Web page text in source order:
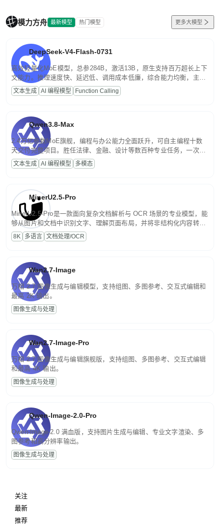
模力方舟 最新模型 热门模型 更多大模型
DeepSeek-V4-Flash-0731
高效轻量化MoE模型，总参284B，激活13B，原生支持百万超长上下
文能力。推理速度快、延迟低、调用成本低廉，综合能力均衡，主打
高并发、轻量化任务，适合日常对话、内容创作、基础 RAG、批量
文案处理等普惠刚需场景。
文本生成 AI 编程模型 Function Calling
Qwen3.8-Max
2.4万亿参数MoE旗舰，编程与办公能力全面跃升，可自主编程十数
天交付完整项目。胜任法律、金融、设计等数百种专业任务，一次对
话端到端交付生产级成果。原生视觉理解贯穿规划、执行与验证全流
程，支持超长文档与长视频的深度语义解析。长程任务中自主规划与
文本生成 AI 编程模型 多模态
MinerU2.5-Pro
MinerU2.5-Pro是一款面向复杂文档解析与 OCR 场景的专业模型，能
够从图片和文档中识别文字、理解页面布局，并将非结构化内容转换
为便于存储、检索和二次处理的结构化结果。
8K 多语言 文档处理/OCR
Wan2.7-Image
万相 2.7 图像生成与编辑模型，支持组图、多图参考、交互式编辑和
最高 2K 输出。
图像生成与处理
Wan2.7-Image-Pro
万相 2.7 图像生成与编辑旗舰版，支持组图、多图参考、交互式编辑
和最高 4K 输出。
图像生成与处理
Qwen-Image-2.0-Pro
Qwen-Image-2.0 满血版，支持图片生成与编辑、专业文字渲染、多
图参考和高分辨率输出。
图像生成与处理
关注
最新
推荐